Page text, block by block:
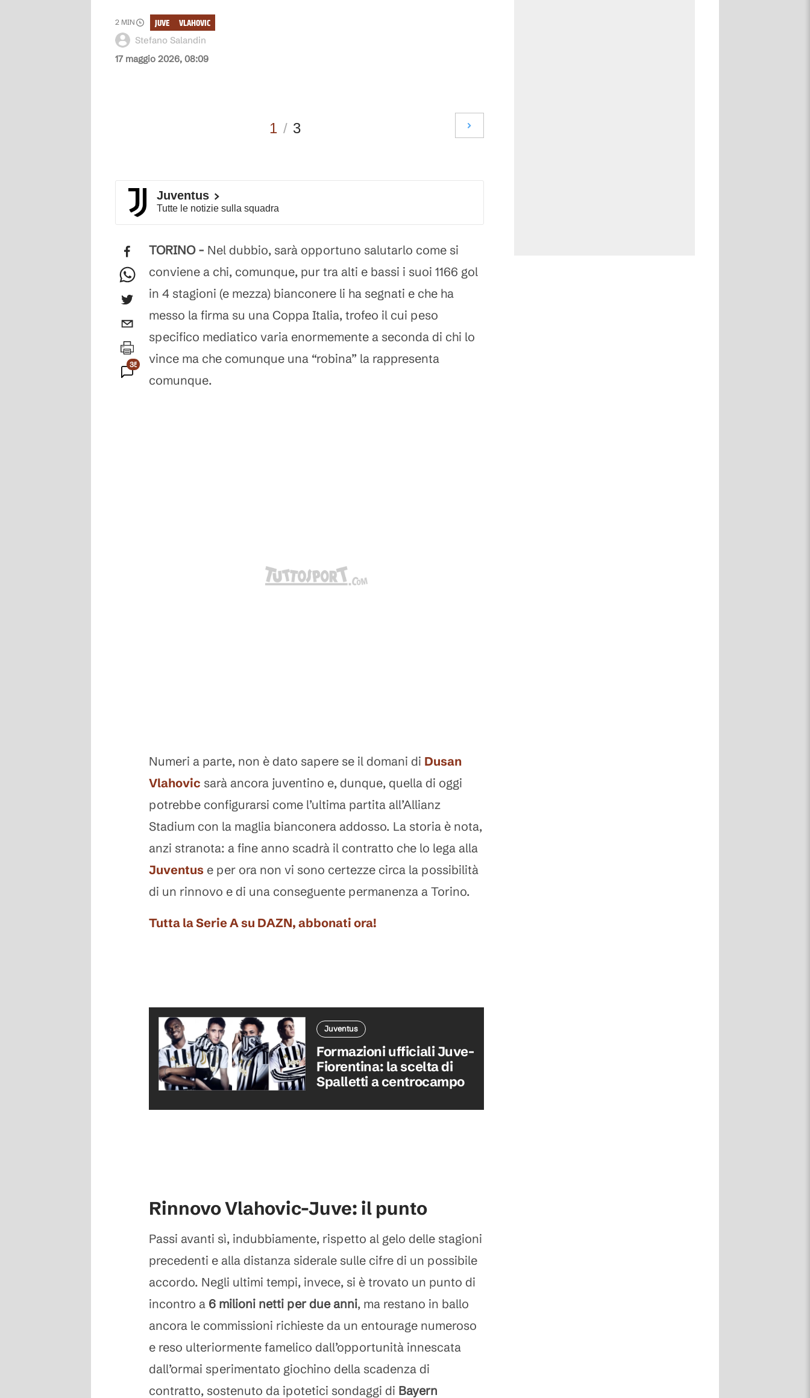
17 maggio 2026, 08:09
Stefano Salandin
2 MIN VLAHOVIC
JUVE
1 / 3
Juventus
Tutte le notizie sulla squadra
35
Commenti
TORINO - Nel dubbio, sarà opportuno salutarlo come si
conviene a chi, comunque, pur tra alti e bassi i suoi 1166 gol
in 4 stagioni (e mezza) bianconere li ha segnati e che ha
messo la firma su una Coppa Italia, trofeo il cui peso
specifico mediatico varia enormemente a seconda di chi lo
vince ma che comunque una “robina” la rappresenta
comunque.
Numeri a parte, non è dato sapere se il domani di Dusan
Vlahovic sarà ancora juventino e, dunque, quella di oggi
potrebbe configurarsi come l’ultima partita all’Allianz
Stadium con la maglia bianconera addosso. La storia è nota,
anzi stranota: a fine anno scadrà il contratto che lo lega alla
Juventus e per ora non vi sono certezze circa la possibilità
di un rinnovo e di una conseguente permanenza a Torino.
Tutta la Serie A su DAZN, abbonati ora!
Juventus
Formazioni ufficiali Juve-
Fiorentina: la scelta di
Spalletti a centrocampo
Rinnovo Vlahovic-Juve: il punto
Passi avanti sì, indubbiamente, rispetto al gelo delle stagioni
precedenti e alla distanza siderale sulle cifre di un possibile
accordo. Negli ultimi tempi, invece, si è trovato un punto di
incontro a 6 milioni netti per due anni, ma restano in ballo
ancora le commissioni richieste da un entourage numeroso
e reso ulteriormente famelico dall’opportunità innescata
dall’ormai sperimentato giochino della scadenza di
contratto, sostenuto da ipotetici sondaggi di Bayern